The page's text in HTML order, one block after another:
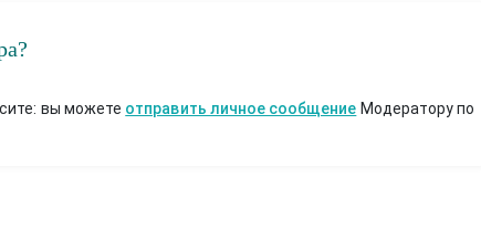
вы можете отправить личное сообщение Модератору по